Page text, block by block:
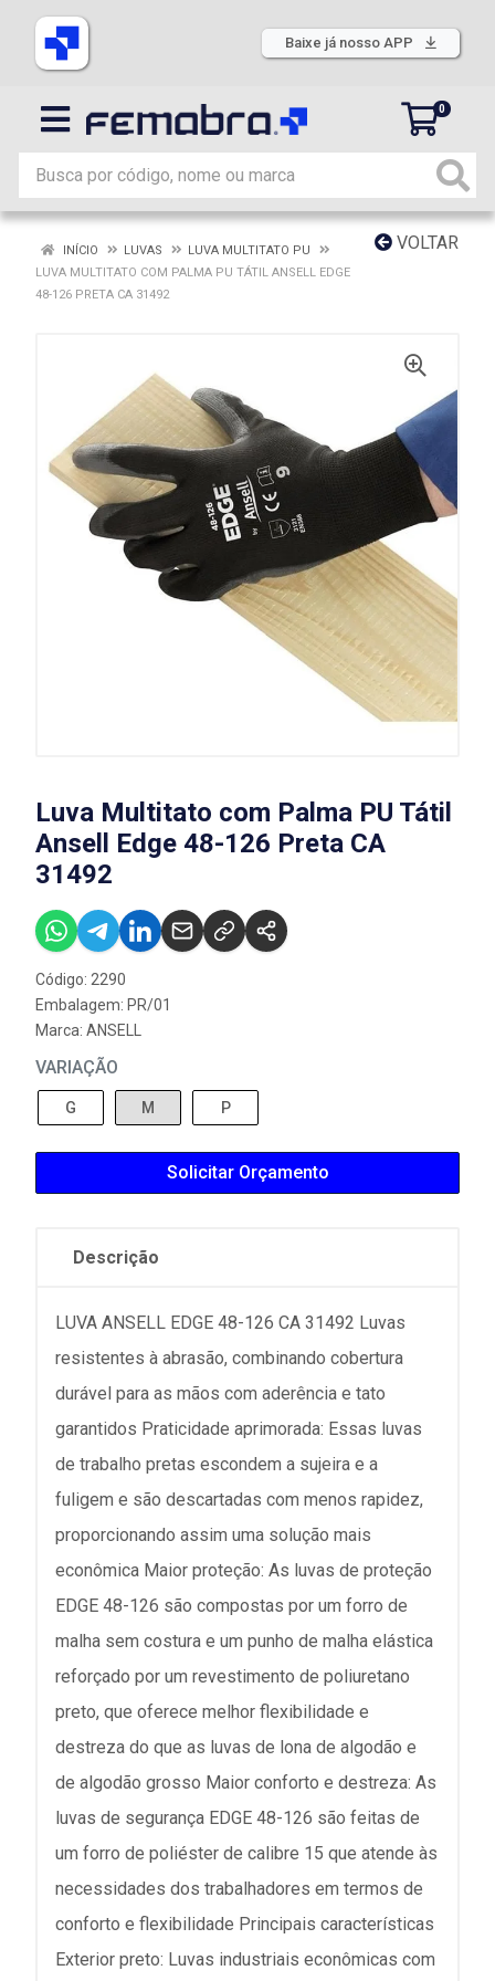
Baixe já nosso APP
0
VOLTAR
INÍCIO LUVAS
LUVA MULTITATO PU
LUVA MULTITATO COM PALMA PU TÁTIL ANSELL EDGE
48-126 PRETA CA 31492
Luva Multitato com Palma PU Tátil
Ansell Edge 48-126 Preta CA
31492
Código: 2290
Embalagem: PR/01
Marca: ANSELL
VARIAÇÃO
G M P
Solicitar Orçamento
Descrição
LUVA ANSELL EDGE 48-126 CA 31492 Luvas
resistentes à abrasão, combinando cobertura
durável para as mãos com aderência e tato
garantidos Praticidade aprimorada: Essas luvas
de trabalho pretas escondem a sujeira e a
fuligem e são descartadas com menos rapidez,
proporcionando assim uma solução mais
econômica Maior proteção: As luvas de proteção
EDGE 48-126 são compostas por um forro de
malha sem costura e um punho de malha elástica
reforçado por um revestimento de poliuretano
preto, que oferece melhor flexibilidade e
destreza do que as luvas de lona de algodão e
de algodão grosso Maior conforto e destreza: As
luvas de segurança EDGE 48-126 são feitas de
um forro de poliéster de calibre 15 que atende às
necessidades dos trabalhadores em termos de
conforto e flexibilidade Principais características
Exterior preto: Luvas industriais econômicas com